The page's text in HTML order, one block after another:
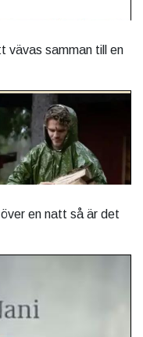
vävas samman till en
en natt så är det